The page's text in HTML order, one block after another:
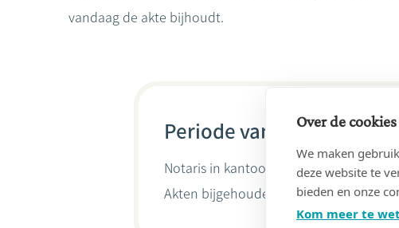
vandaag de akte bijhoudt.
Periode van 05/05/1999
Notaris in kantoor dewaele&thomas,
Akten bijgehouden doorDirk Dewaele
Over de
We maken
deze website te
bieden en onze
Kom meer te